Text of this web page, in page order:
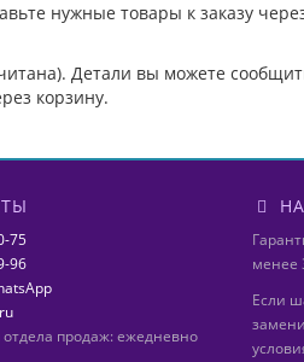
нужные товары к заказу
Детали вы можете
корзину.
75
96
продаж: ежедневно
менее
Если